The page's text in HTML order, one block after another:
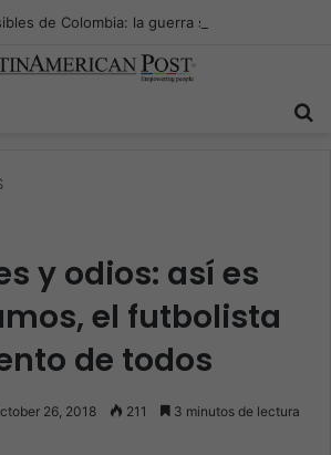
y odios: así es
el futbolista
de todos
26, 2018 211 3 minutos de lectura